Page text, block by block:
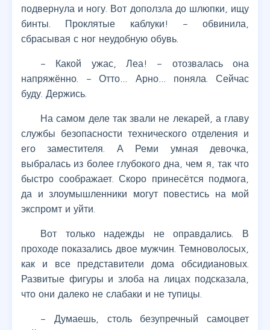
подвернула и ногу. Вот доползла до шлюпки, ищу
бинты. Проклятые каблуки! – обвинила,
сбрасывая с ног неудобную обувь.
– Какой ужас, Леа! – отозвалась она
напряжённо. – Отто… Арно… поняла. Сейчас
буду. Держись.
На самом деле так звали не лекарей, а главу
службы безопасности технического отделения и
его заместителя. А Реми умная девочка,
выбралась из более глубокого дна, чем я, так что
быстро соображает. Скоро принесётся подмога,
да и злоумышленники могут повестись на мой
экспромт и уйти.
Вот только надежды не оправдались. В
проходе показались двое мужчин. Темноволосых,
как и все представители дома обсидиановых.
Развитые фигуры и злоба на лицах подсказала,
что они далеко не слабаки и не тупицы.
– Думаешь, столь безупречный самоцвет